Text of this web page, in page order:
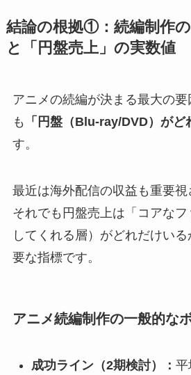
結論の根拠①：続編制作
と「円盤売上」の実数値
アニメの続編が決まる最大の
も
「円盤（Blu-ray/DVD）がど
す。
最近は海外配信の収益も重要視
それでも円盤売上は「コアなフ
してくれる層）がどれだけい
要な指標です。
アニメ続編制作の一般的な
成功ライン（2期検討）： 平